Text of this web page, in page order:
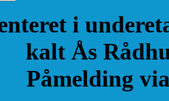
i
kalt Ås
Påmelding